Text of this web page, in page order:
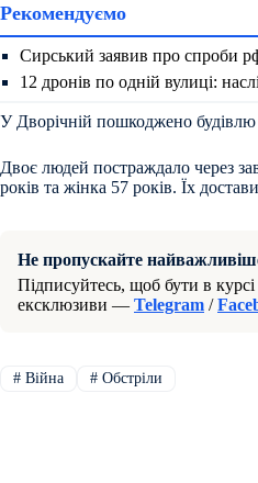
Рекомендуємо
Сирський заявив про спроби
12 дронів по одній вулиці:
У Дворічній пошкоджено
Двоє людей постраждало через
років та жінка 57 років. Їх
Не пропускайте
Підписуйтесь, щоб бути в
ексклюзиви — Telegram /
#Війна #Обстріли